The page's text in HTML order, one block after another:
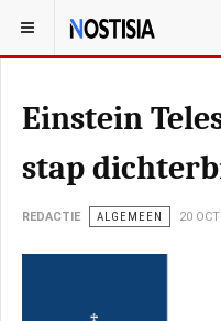
YOU ARE HERE: NEDERLAND
Einstein
stap
REDACTIE ALGEMEEN 20